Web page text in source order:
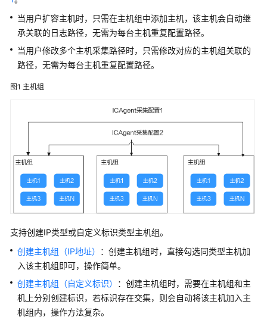
品
介
绍
费
速
入
门
用
指
南
过
IAM
授
当用户扩容主机时，只需在主机组中添加主机，该主机会自动继
承关联的日志路径，无需为每台主机重复配置路径。
当用户修改多个主机采集路径时，只需修改对应的主机组关联的
路径，无需为每台主机重复配置路径。
图1 主机组
支持创建IP类型或自定义标识类型主机组。
创建主机组（IP地址）
：创建主机组时，直接勾选同类型主机加
入该主机组即可，操作简单。
创建主机组（自定义标识）
：创建主机组时，需要在主机组和主
机上分别创建标识，若标识存在交集，则会自动将该主机加入主
机组内，操作方法复杂。